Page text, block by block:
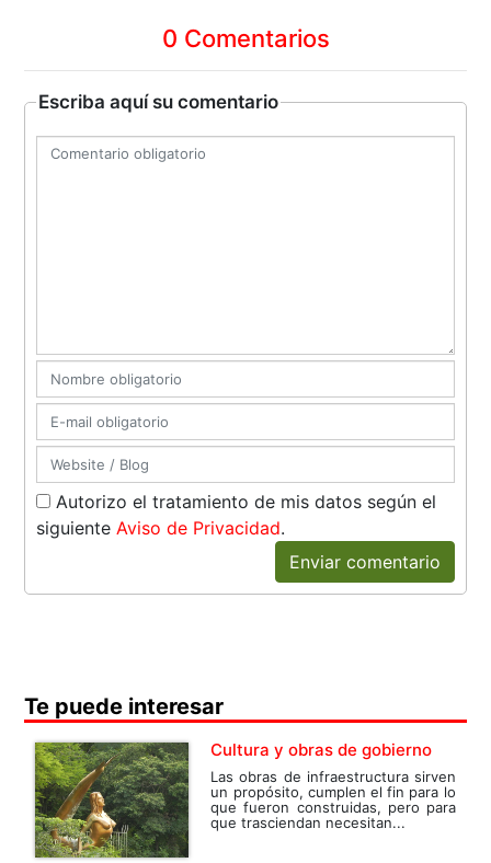
0 Comentarios
Escriba aquí su comentario
Autorizo el tratamiento de mis datos según el
siguienteAviso de Privacidad.
Enviar comentario
Te puede interesar
Cultura y obras de gobierno
Las obras de infraestructura sirven
un propósito, cumplen el fin para lo
que fueron construidas, pero para
que trasciendan necesitan...